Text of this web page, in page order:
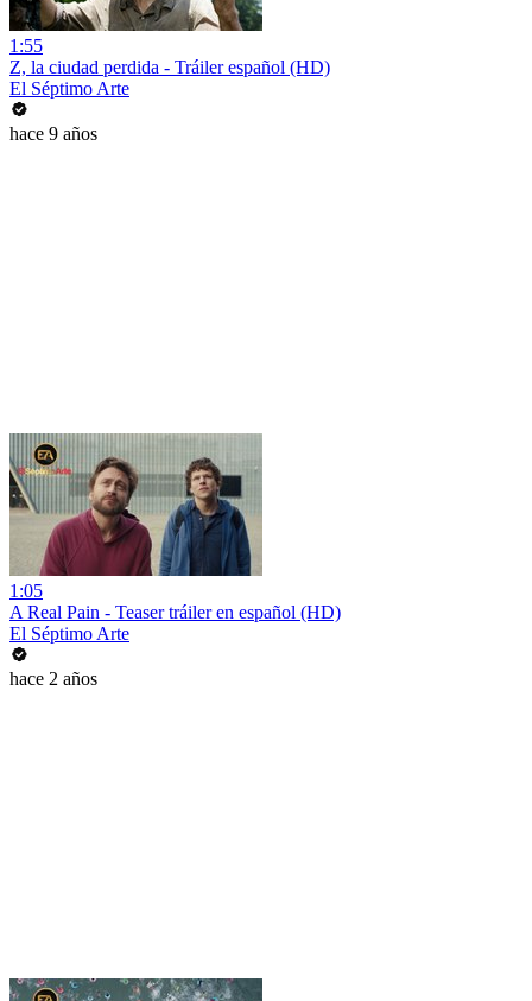
1:55
Z, la ciudad perdida - Tráiler español (HD)
El Séptimo Arte
hace 9 años
1:05
A Real Pain - Teaser tráiler en español (HD)
El Séptimo Arte
hace 2 años